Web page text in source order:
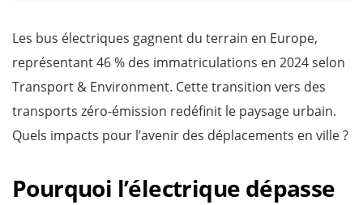
Les bus électriques gagnent du terrain en Europe,
représentant 46 % des immatriculations en 2024 selon
Transport & Environment. Cette transition vers des
transports zéro-émission redéfinit le paysage urbain.
Quels impacts pour l’avenir des déplacements en ville ?
Pourquoi l’électrique dépasse